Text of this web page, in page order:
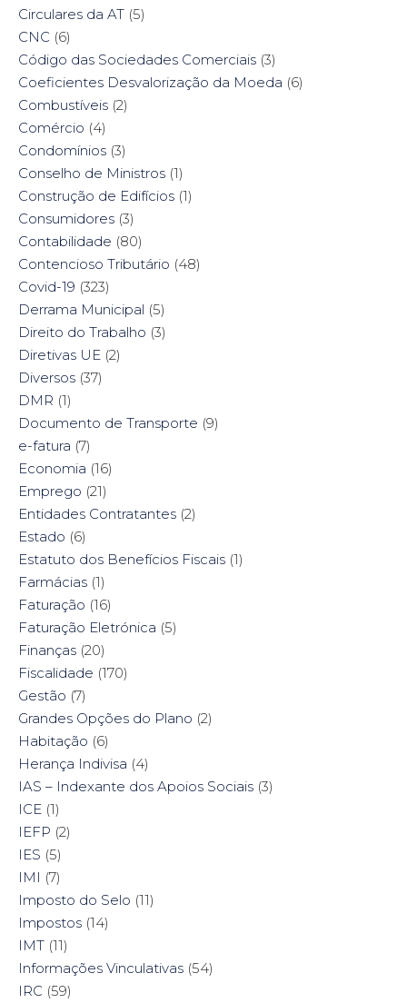
Circulares da AT (5)
CNC (6)
Código das Sociedades Comerciais (3)
Coeficientes Desvalorização da Moeda (6)
Combustíveis (2)
Comércio (4)
Condomínios (3)
Conselho de Ministros (1)
Construção de Edifícios (1)
Consumidores (3)
Contabilidade (80)
Contencioso Tributário (48)
Covid-19 (323)
Derrama Municipal (5)
Direito do Trabalho (3)
Diretivas UE (2)
Diversos (37)
DMR (1)
Documento de Transporte (9)
e-fatura (7)
Economia (16)
Emprego (21)
Entidades Contratantes (2)
Estado (6)
Estatuto dos Benefícios Fiscais (1)
Farmácias (1)
Faturação (16)
Faturação Eletrónica (5)
Finanças (20)
Fiscalidade (170)
Gestão (7)
Grandes Opções do Plano (2)
Habitação (6)
Herança Indivisa (4)
IAS – Indexante dos Apoios Sociais (3)
ICE (1)
IEFP (2)
IES (5)
IMI (7)
Imposto do Selo (11)
Impostos (14)
IMT (11)
Informações Vinculativas (54)
IRC (59)